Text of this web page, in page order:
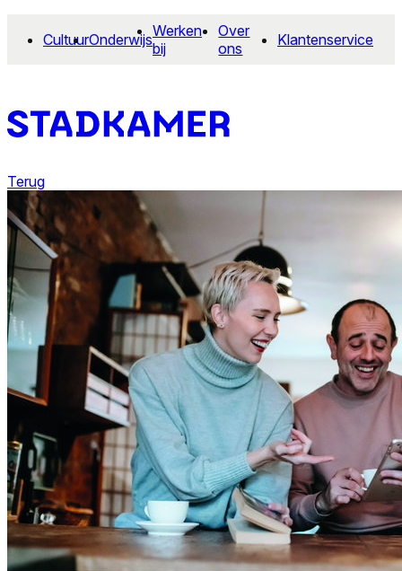
CultuurOnderwijsWerken
bij
Over
ons
Klantenservice
Terug